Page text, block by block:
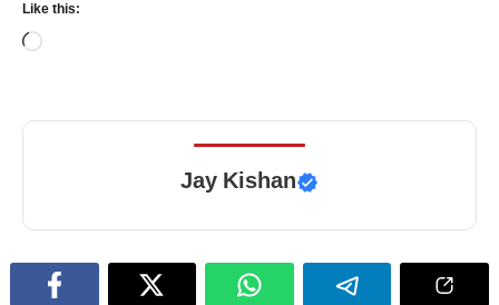
Like this:
Loading…
Jay Kishan